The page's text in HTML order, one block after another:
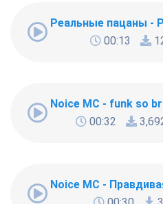
Реальные пацаны -
00:13
Noice MC - funk so
00:32
Noice MC -